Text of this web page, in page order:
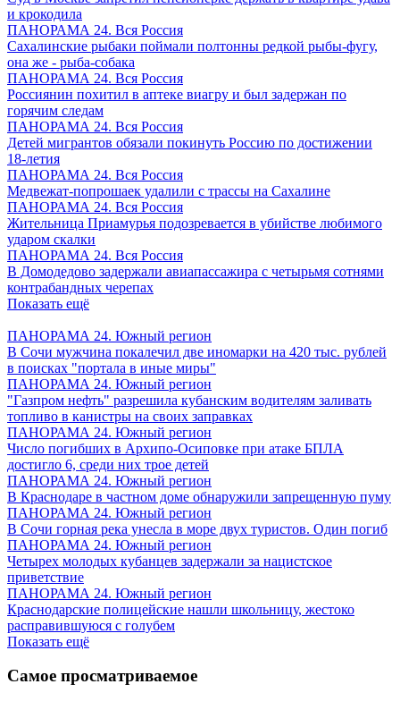
и крокодила
ПАНОРАМА 24. Вся Россия
Сахалинские рыбаки поймали полтонны редкой рыбы-фугу,
она же - рыба-собака
ПАНОРАМА 24. Вся Россия
Россиянин похитил в аптеке виагру и был задержан по
горячим следам
ПАНОРАМА 24. Вся Россия
Детей мигрантов обязали покинуть Россию по достижении
18-летия
ПАНОРАМА 24. Вся Россия
Медвежат-попрошаек удалили с трассы на Сахалине
ПАНОРАМА 24. Вся Россия
Жительница Приамурья подозревается в убийстве любимого
ударом скалки
ПАНОРАМА 24. Вся Россия
В Домодедово задержали авиапассажира с четырьмя сотнями
контрабандных черепах
Показать ещё
ПАНОРАМА 24. Южный регион
В Сочи мужчина покалечил две иномарки на 420 тыс. рублей
в поисках "портала в иные миры"
ПАНОРАМА 24. Южный регион
"Газпром нефть" разрешила кубанским водителям заливать
топливо в канистры на своих заправках
ПАНОРАМА 24. Южный регион
Число погибших в Архипо-Осиповке при атаке БПЛА
достигло 6, среди них трое детей
ПАНОРАМА 24. Южный регион
В Краснодаре в частном доме обнаружили запрещенную пуму
ПАНОРАМА 24. Южный регион
В Сочи горная река унесла в море двух туристов. Один погиб
ПАНОРАМА 24. Южный регион
Четырех молодых кубанцев задержали за нацистское
приветствие
ПАНОРАМА 24. Южный регион
Краснодарские полицейские нашли школьницу, жестоко
расправившуюся с голубем
Показать ещё
Самое просматриваемое